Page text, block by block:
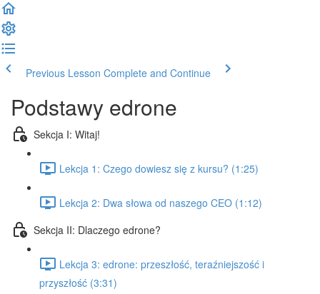
Previous Lesson Complete and Continue
Podstawy edrone
Sekcja I: Witaj!
Lekcja 1: Czego dowiesz się z kursu? (1:25)
Lekcja 2: Dwa słowa od naszego CEO (1:12)
Sekcja II: Dlaczego edrone?
Lekcja 3: edrone: przeszłość, teraźniejszość i
przyszłość (3:31)